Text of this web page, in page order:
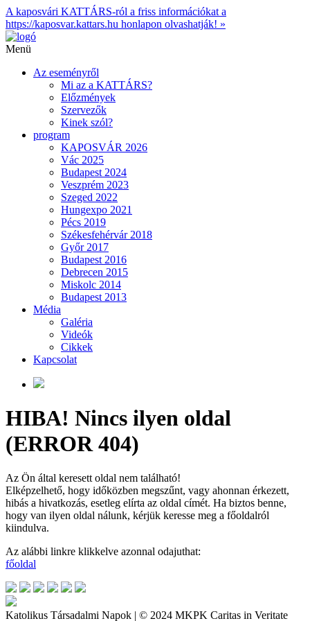
A kaposvári KATTÁRS-ról a friss információkat a
https://kaposvar.kattars.hu honlapon olvashatják! »
Menü
Az eseményről
Mi az a KATTÁRS?
Előzmények
Szervezők
Kinek szól?
program
KAPOSVÁR 2026
Vác 2025
Budapest 2024
Veszprém 2023
Szeged 2022
Hungexpo 2021
Pécs 2019
Székesfehérvár 2018
Győr 2017
Budapest 2016
Debrecen 2015
Miskolc 2014
Budapest 2013
Média
Galéria
Videók
Cikkek
Kapcsolat
HIBA! Nincs ilyen oldal
(ERROR 404)
Az Ön által keresett oldal nem található!
Elképzelhető, hogy időközben megszűnt, vagy ahonnan érkezett,
hibás a hivatkozás, esetleg elírta az oldal címét. Ha biztos benne,
hogy van ilyen oldal nálunk, kérjük keresse meg a főoldalról
kiindulva.
Az alábbi linkre klikkelve azonnal odajuthat:
főoldal
Katolikus Társadalmi Napok | © 2024 MKPK Caritas in Veritate